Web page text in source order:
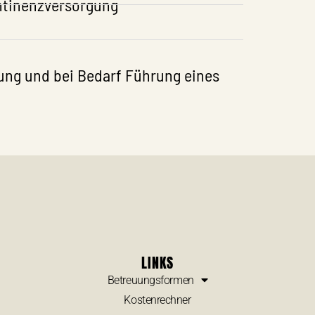
und bei Bedarf Führung eines
LINKS
Betreuungsformen
Kostenrechner